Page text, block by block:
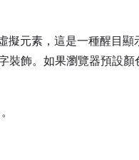
擬元素，這是一種醒目
飾。如果瀏覽器預設